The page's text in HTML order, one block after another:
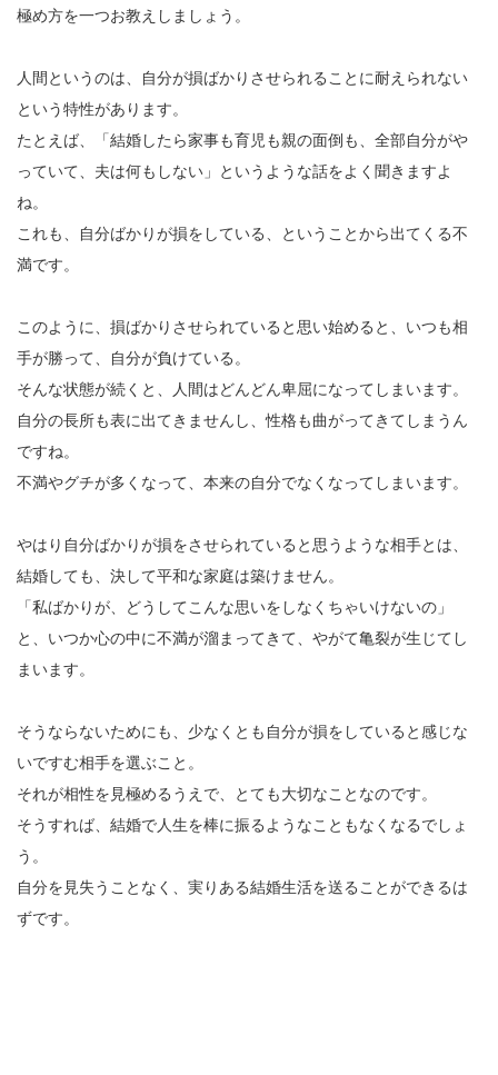
極め方を一つお教えしましょう。
人間というのは、自分が損ばかりさせられることに耐えられない
という特性があります。
たとえば、「結婚したら家事も育児も親の面倒も、全部自分がや
っていて、夫は何もしない」というような話をよく聞きますよ
ね。
これも、自分ばかりが損をしている、ということから出てくる不
満です。
このように、損ばかりさせられていると思い始めると、いつも相
手が勝って、自分が負けている。
そんな状態が続くと、人間はどんどん卑屈になってしまいます。
自分の長所も表に出てきませんし、性格も曲がってきてしまうん
ですね。
不満やグチが多くなって、本来の自分でなくなってしまいます。
やはり自分ばかりが損をさせられていると思うような相手とは、
結婚しても、決して平和な家庭は築けません。
「私ばかりが、どうしてこんな思いをしなくちゃいけないの」
と、いつか心の中に不満が溜まってきて、やがて亀裂が生じてし
まいます。
そうならないためにも、少なくとも自分が損をしていると感じな
いですむ相手を選ぶこと。
それが相性を見極めるうえで、とても大切なことなのです。
そうすれば、結婚で人生を棒に振るようなこともなくなるでしょ
う。
自分を見失うことなく、実りある結婚生活を送ることができるは
ずです。